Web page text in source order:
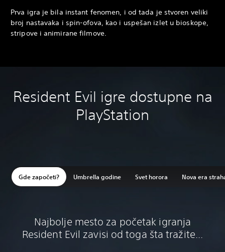
Prva igra je bila instant fenomen, i od tada je stvoren veliki
broj nastavaka i spin-ofova, kao i uspešan izlet u bioskope,
stripove i animirane filmove.
Resident Evil igre dostupne na
PlayStation
Gde započeti? Umbrella godine Svet horora Nova era
Najbolje mesto za početak igranja
Resident Evil zavisi od toga šta tražite...